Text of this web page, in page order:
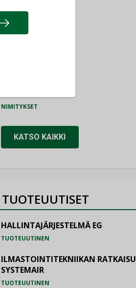
Refair
NIMITYKSET
KATSO KAIKKI
TUOTEUUTISET
HALLINTAJÄRJESTELMÄ EG
TUOTEUUTINEN
ILMASTOINTITEKNIIKAN RATKAISU
SYSTEMAIR
TUOTEUUTINEN